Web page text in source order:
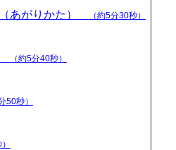
あがりかた） （約5分30秒）
（約5分40秒）
50秒）